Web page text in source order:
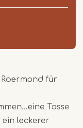
für
Tasse
ein leckerer